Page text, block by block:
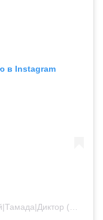
в Instagram